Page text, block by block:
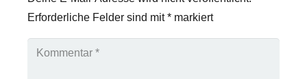
Erforderliche Felder sind mit* markiert